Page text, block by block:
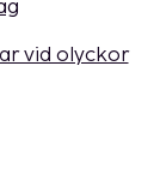
vid olyckor